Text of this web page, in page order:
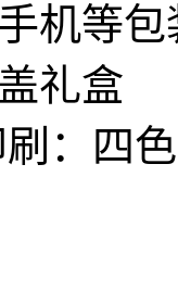
机等包
礼盒
：四